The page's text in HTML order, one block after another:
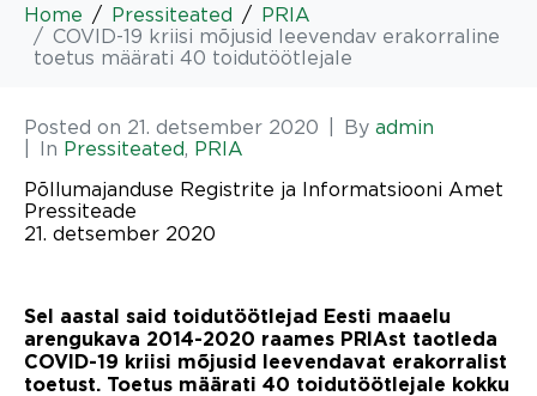
Home Pressiteated
PRIA
COVID-19 kriisi mõjusid leevendav erakorraline
toetus määrati 40 toidutöötlejale
Posted on 21. detsember 2020 By admin
In Pressiteated, PRIA
Põllumajanduse Registrite ja Informatsiooni Amet
Pressiteade
21. detsember 2020
Sel aastal said toidutöötlejad Eesti maaelu
arengukava 2014-2020 raames PRIAst taotleda
COVID-19 kriisi mõjusid leevendavat erakorralist
toetust. Toetus määrati 40 toidutöötlejale kokku